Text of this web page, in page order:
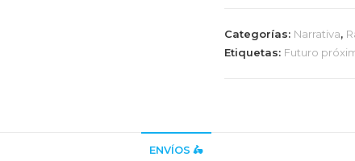
Categorías: Narrativa,
Etiquetas: Futuro
ENVÍOS 🛵